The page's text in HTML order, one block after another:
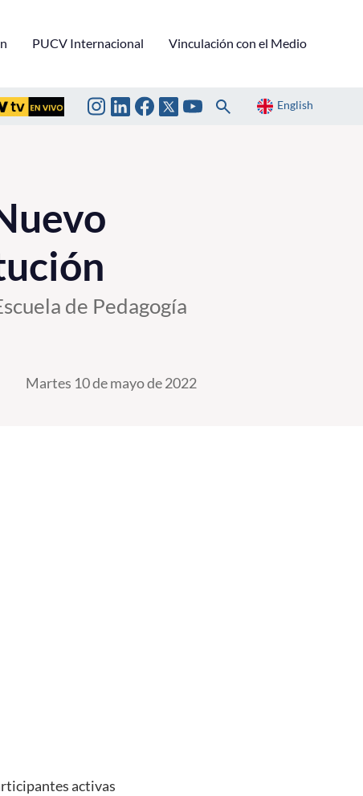
PUCV Internacional Vinculación con el Medio
English
de Pedagogía
Martes 10 de mayo de 2022
activas